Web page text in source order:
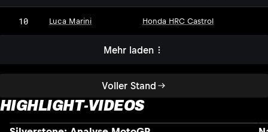
Voller Stand
10 Luca Marini Honda HRC Castrol
Mehr laden
HIGHLIGHT-VIDEOS